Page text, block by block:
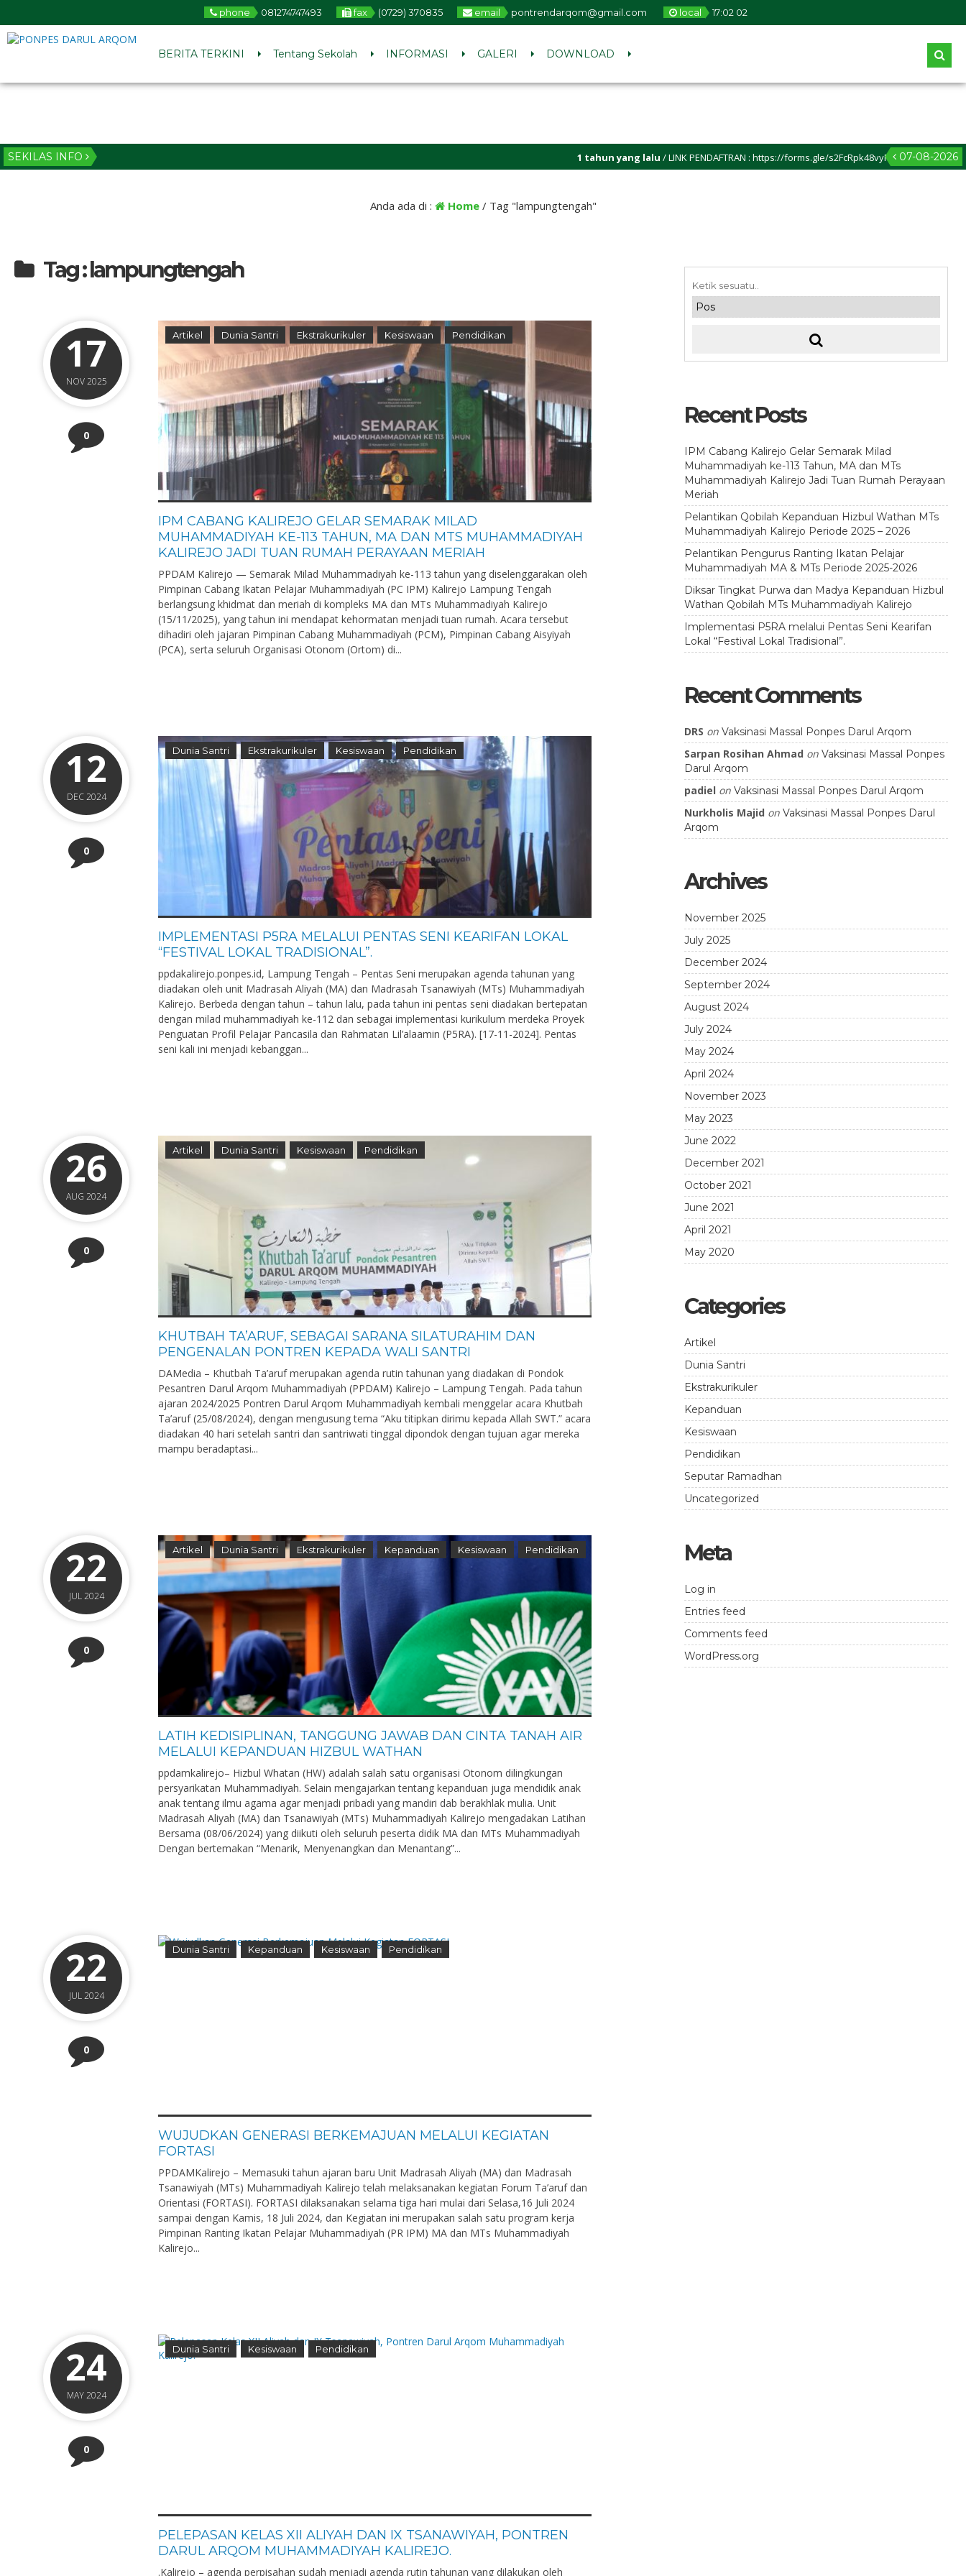
phone 081274747493 fax (0729) 370835 email pontrendarqom@gmail.com local 17:02 03
BERITA TERKINI Tentang Sekolah INFORMASI GALERI DOWNLOAD
SEKILAS INFO 07-08-2026
1 tahun yang lalu / LINK PENDAFTRAN : https://forms.gle/s2FcRpk48vyPxwps6
Anda ada di : Home/ Tag "lampungtengah"
Tag : lampungtengah
17
NOV 2025
0
Artikel Dunia Santri Ekstrakurikuler Kesiswaan Pendidikan
IPM CABANG KALIREJO GELAR SEMARAK MILAD
MUHAMMADIYAH KE-113 TAHUN, MA DAN MTS MUHAMMADIYAH
KALIREJO JADI TUAN RUMAH PERAYAAN MERIAH
PPDAM Kalirejo — Semarak Milad Muhammadiyah ke-113 tahun yang diselenggarakan oleh
Pimpinan Cabang Ikatan Pelajar Muhammadiyah (PC IPM) Kalirejo Lampung Tengah
berlangsung khidmat dan meriah di kompleks MA dan MTs Muhammadiyah Kalirejo
(15/11/2025), yang tahun ini mendapat kehormatan menjadi tuan rumah. Acara tersebut
dihadiri oleh jajaran Pimpinan Cabang Muhammadiyah (PCM), Pimpinan Cabang Aisyiyah
(PCA), serta seluruh Organisasi Otonom (Ortom) di...
12
DEC 2024
0
Dunia Santri Ekstrakurikuler Kesiswaan Pendidikan
IMPLEMENTASI P5RA MELALUI PENTAS SENI KEARIFAN LOKAL
“FESTIVAL LOKAL TRADISIONAL”.
ppdakalirejo.ponpes.id, Lampung Tengah – Pentas Seni merupakan agenda tahunan yang
diadakan oleh unit Madrasah Aliyah (MA) dan Madrasah Tsanawiyah (MTs) Muhammadiyah
Kalirejo. Berbeda dengan tahun – tahun lalu, pada tahun ini pentas seni diadakan bertepatan
dengan milad muhammadiyah ke-112 dan sebagai implementasi kurikulum merdeka Proyek
Penguatan Profil Pelajar Pancasila dan Rahmatan Lil’alaamin (P5RA). [17-11-2024]. Pentas
seni kali ini menjadi kebanggan...
26
AUG 2024
0
Artikel Dunia Santri Kesiswaan Pendidikan
KHUTBAH TA’ARUF, SEBAGAI SARANA SILATURAHIM DAN
PENGENALAN PONTREN KEPADA WALI SANTRI
DAMedia – Khutbah Ta’aruf merupakan agenda rutin tahunan yang diadakan di Pondok
Pesantren Darul Arqom Muhammadiyah (PPDAM) Kalirejo – Lampung Tengah. Pada tahun
ajaran 2024/2025 Pontren Darul Arqom Muhammadiyah kembali menggelar acara Khutbah
Ta’aruf (25/08/2024), dengan mengusung tema “Aku titipkan dirimu kepada Allah SWT.” acara
diadakan 40 hari setelah santri dan santriwati tinggal dipondok dengan tujuan agar mereka
mampu beradaptasi...
22
JUL 2024
0
Artikel Dunia Santri Ekstrakurikuler Kepanduan Kesiswaan Pendidikan
LATIH KEDISIPLINAN, TANGGUNG JAWAB DAN CINTA TANAH AIR
MELALUI KEPANDUAN HIZBUL WATHAN
ppdamkalirejo– Hizbul Whatan (HW) adalah salah satu organisasi Otonom dilingkungan
persyarikatan Muhammadiyah. Selain mengajarkan tentang kepanduan juga mendidik anak
anak tentang ilmu agama agar menjadi pribadi yang mandiri dab berakhlak mulia. Unit
Madrasah Aliyah (MA) dan Tsanawiyah (MTs) Muhammadiyah Kalirejo mengadakan Latihan
Bersama (08/06/2024) yang diikuti oleh seluruh peserta didik MA dan MTs Muhammadiyah
Dengan bertemakan “Menarik, Menyenangkan dan Menantang”...
22
JUL 2024
0
Dunia Santri Kepanduan Kesiswaan Pendidikan
WUJUDKAN GENERASI BERKEMAJUAN MELALUI KEGIATAN
FORTASI
PPDAMKalirejo – Memasuki tahun ajaran baru Unit Madrasah Aliyah (MA) dan Madrasah
Tsanawiyah (MTs) Muhammadiyah Kalirejo telah melaksanakan kegiatan Forum Ta’aruf dan
Orientasi (FORTASI). FORTASI dilaksanakan selama tiga hari mulai dari Selasa,16 Juli 2024
sampai dengan Kamis, 18 Juli 2024, dan Kegiatan ini merupakan salah satu program kerja
Pimpinan Ranting Ikatan Pelajar Muhammadiyah (PR IPM) MA dan MTs Muhammadiyah
Kalirejo...
24
MAY 2024
0
Dunia Santri Kesiswaan Pendidikan
PELEPASAN KELAS XII ALIYAH DAN IX TSANAWIYAH, PONTREN
DARUL ARQOM MUHAMMADIYAH KALIREJO.
.Kalirejo – agenda perpisahan sudah menjadi agenda rutin tahunan yang dilakukan oleh
Recent Posts
IPM Cabang Kalirejo Gelar Semarak Milad
Muhammadiyah ke-113 Tahun, MA dan MTs
Muhammadiyah Kalirejo Jadi Tuan Rumah Perayaan
Meriah
Pelantikan Qobilah Kepanduan Hizbul Wathan MTs
Muhammadiyah Kalirejo Periode 2025 – 2026
Pelantikan Pengurus Ranting Ikatan Pelajar
Muhammadiyah MA & MTs Periode 2025-2026
Diksar Tingkat Purwa dan Madya Kepanduan Hizbul
Wathan Qobilah MTs Muhammadiyah Kalirejo
Implementasi P5RA melalui Pentas Seni Kearifan
Lokal “Festival Lokal Tradisional”.
Recent Comments
DRS on Vaksinasi Massal Ponpes Darul Arqom
Sarpan Rosihan Ahmad on Vaksinasi Massal Ponpes
Darul Arqom
padiel on Vaksinasi Massal Ponpes Darul Arqom
Nurkholis Majid on Vaksinasi Massal Ponpes Darul
Arqom
Archives
November 2025
July 2025
December 2024
September 2024
August 2024
July 2024
May 2024
April 2024
November 2023
May 2023
June 2022
December 2021
October 2021
June 2021
April 2021
May 2020
Categories
Artikel
Dunia Santri
Ekstrakurikuler
Kepanduan
Kesiswaan
Pendidikan
Seputar Ramadhan
Uncategorized
Meta
Log in
Entries feed
Comments feed
WordPress.org